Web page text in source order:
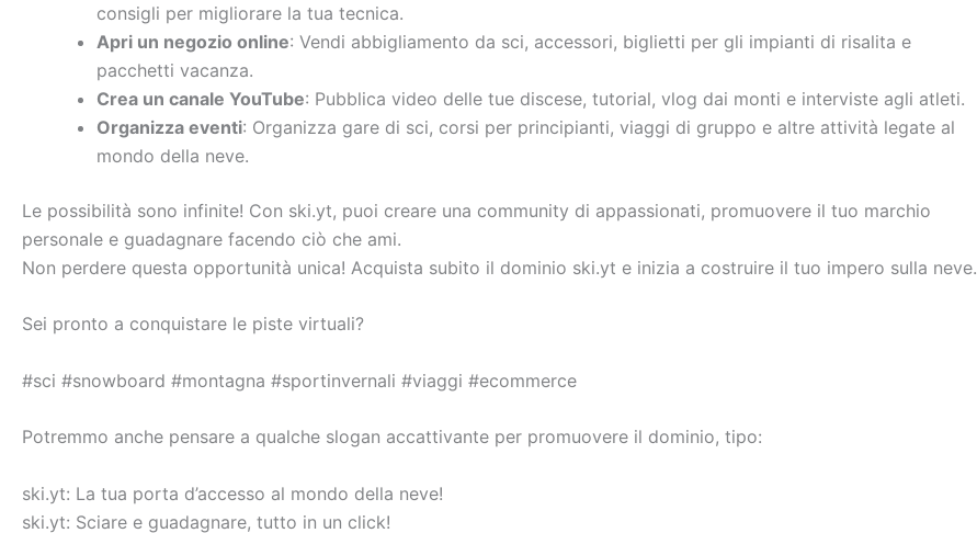
consigli per migliorare la tua tecnica.
Apri un negozio online: Vendi abbigliamento da sci, accessori, biglietti per gli impianti di risalita e
pacchetti vacanza.
Crea un canale YouTube: Pubblica video delle tue discese, tutorial, vlog dai monti e interviste agli atleti.
Organizza eventi: Organizza gare di sci, corsi per principianti, viaggi di gruppo e altre attività legate al
mondo della neve.
Le possibilità sono infinite! Con ski.yt, puoi creare una community di appassionati, promuovere il tuo marchio
personale e guadagnare facendo ciò che ami.
Non perdere questa opportunità unica! Acquista subito il dominio ski.yt e inizia a costruire il tuo impero sulla neve.
Sei pronto a conquistare le piste virtuali?
#sci #snowboard #montagna #sportinvernali #viaggi #ecommerce
Potremmo anche pensare a qualche slogan accattivante per promuovere il dominio, tipo:
ski.yt: La tua porta d’accesso al mondo della neve!
ski.yt: Sciare e guadagnare, tutto in un click!